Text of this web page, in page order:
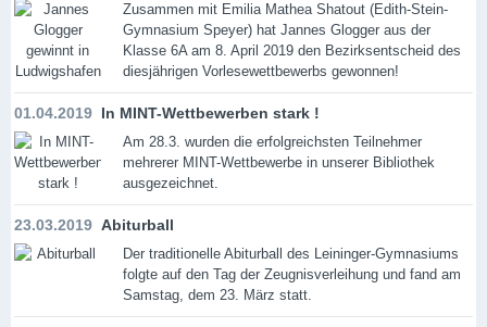
Zusammen mit Emilia Mathea Shatout (Edith-Stein-
Gymnasium Speyer) hat Jannes Glogger aus der
Klasse 6A am 8. April 2019 den Bezirksentscheid des
diesjährigen Vorlesewettbewerbs gewonnen!
01.04.2019 In MINT-Wettbewerben stark !
Am 28.3. wurden die erfolgreichsten Teilnehmer
mehrerer MINT-Wettbewerbe in unserer Bibliothek
ausgezeichnet.
23.03.2019 Abiturball
Der traditionelle Abiturball des Leininger-Gymnasiums
folgte auf den Tag der Zeugnisverleihung und fand am
Samstag, dem 23. März statt.